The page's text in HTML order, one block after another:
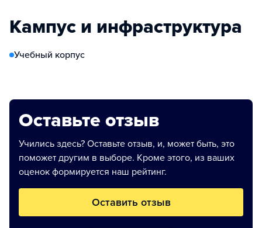
Кампус и инфраструктура
Учебный корпус
Оставьте отзыв
Учились здесь? Оставьте отзыв, и, может быть, это
поможет другим в выборе. Кроме этого, из ваших
оценок формируется наш рейтинг.
Оставить отзыв